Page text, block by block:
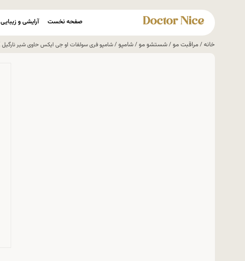
صفحه نخست آرایشی و زیبایی
خانه/مراقبت مو/شستشو مو/شامپو/ شامپو فری سولفات او جی ایکس حاوی شیر نارگیل Coconut Milk OGX